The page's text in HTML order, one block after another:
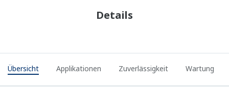
Details
Übersicht Applikationen Zuverlässigkeit Wartung